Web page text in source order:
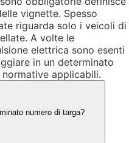
vignette. Spesso
riguarda solo i veicoli di
A volte le
elettrica sono esenti
in un determinato
applicabili.
numero di targa?